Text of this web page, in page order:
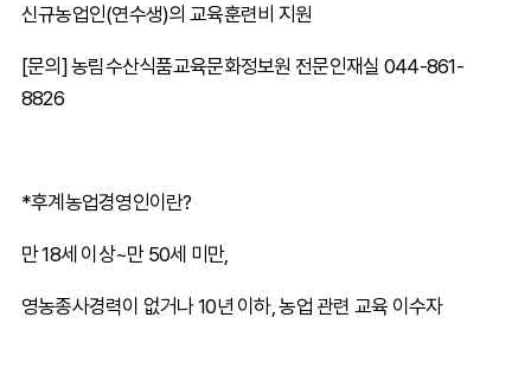
신규농업인(연수생)의 교육훈련비 지원
[문의] 농림수산식품교육문화정보원 전문인재실 044-861-
8826
*후계농업경영인이란?
만 18세 이상~만 50세 미만,
영농종사경력이 없거나 10년 이하, 농업 관련 교육 이수자